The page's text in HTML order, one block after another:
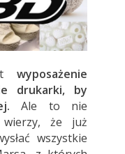
wyposażenie
drukarki, by
Ale to nie
wierzy, że już
wszystkie